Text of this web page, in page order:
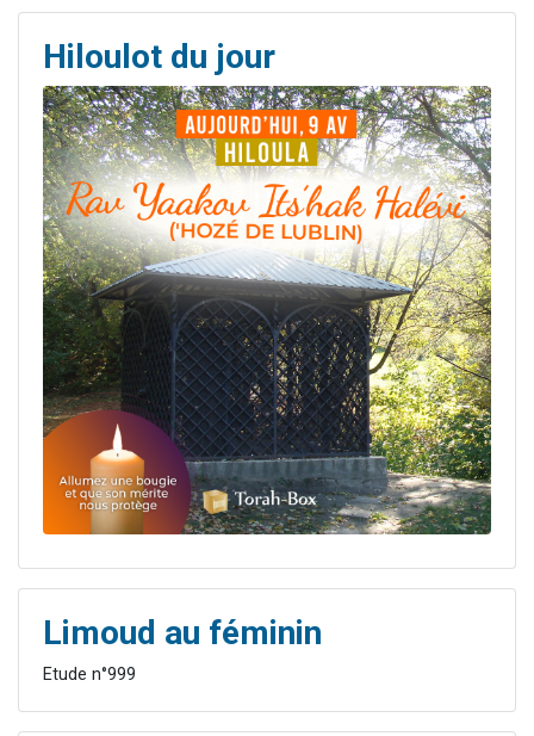
Hiloulot du jour
Limoud au féminin
Etude n°999